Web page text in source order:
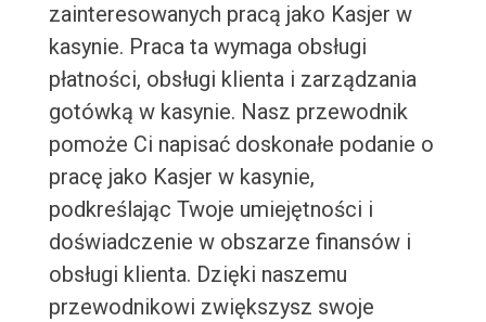
zainteresowanych pracą jako Kasjer w
kasynie. Praca ta wymaga obsługi
płatności, obsługi klienta i zarządzania
gotówką w kasynie. Nasz przewodnik
pomoże Ci napisać doskonałe podanie o
pracę jako Kasjer w kasynie,
podkreślając Twoje umiejętności i
doświadczenie w obszarze finansów i
obsługi klienta. Dzięki naszemu
przewodnikowi zwiększysz swoje